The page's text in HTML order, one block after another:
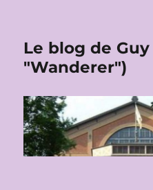
Le blog de
"Wanderer")